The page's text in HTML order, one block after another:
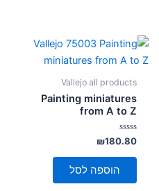
Vallejo all products
Painting miniatures
from A to Z
דורג
0
מתוך
₪180.80
הוספה לסל